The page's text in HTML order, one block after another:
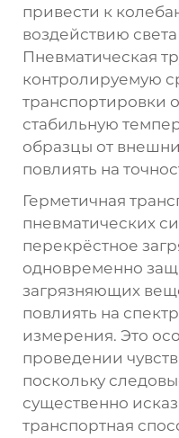
привести к
воздействию
Пневматическая
контролируемую
транспортировки
стабильную
образцы от
повлиять на
Герметичная
пневматических
перекрёстное
одновременно
загрязняющих
повлиять на
измерения. Это
проведении
поскольку
существенно
транспортная